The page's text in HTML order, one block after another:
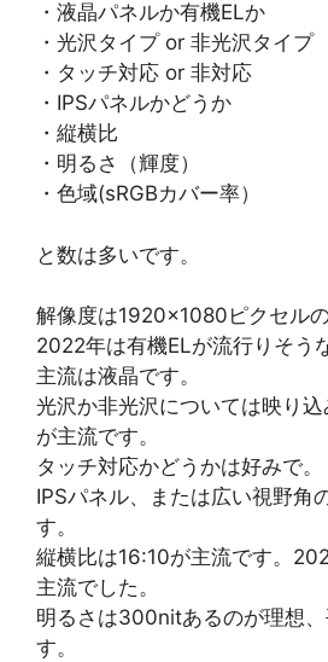
・液晶パネルか有機ELか
・光沢タイプ or 非光沢タイプ
・タッチ対応 or 非対応
・IPSパネルかどうか
・縦横比
・明るさ（輝度）
・色域(sRGBカバー率）
と数は多いです。
解像度は1920×1080ピクセルの
2022年は有機ELが流行りそう
主流は液晶です。
光沢か非光沢については映り
が主流です。
タッチ対応かどうかは好みで。
IPSパネル、または広い視野角
す。
縦横比は16:10が主流です。
主流でした。
明るさは300nitあるのが理想
す。